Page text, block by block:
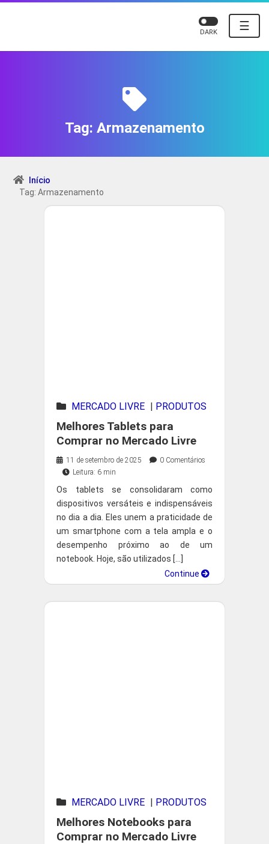
☰
DARK
Tag: Armazenamento
Início
Tag: Armazenamento
MERCADO LIVRE | PRODUTOS
EM DESTAQUE
Melhores Tablets para
Comprar no Mercado Livre
11 de setembro de 2025
0 Comentários
Leitura: 6 min
Os tablets se consolidaram como
dispositivos versáteis e indispensáveis
no dia a dia. Eles unem a praticidade de
um smartphone com a tela ampla e o
desempenho próximo ao de um
notebook. Hoje, são utilizados […]
Continue
MERCADO LIVRE | PRODUTOS
EM DESTAQUE
Melhores Notebooks para
Comprar no Mercado Livre